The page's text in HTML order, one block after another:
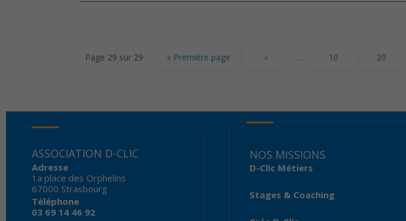
Page 29 sur 29 « Première page « … 10 20
ASSOCIATION D-CLIC
Adresse
1a place des Orphelins
67000 Strasbourg
Téléphone
03 69 14 46 92
NOS MISSIONS
D-Clic Métiers
Stages & Coaching